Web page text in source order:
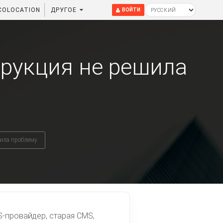
ДРУГОЕ ВОЙТИ
не решила
проблему
старая CMS,